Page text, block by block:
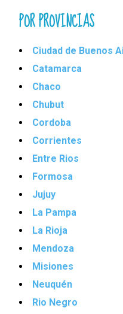
POR PROVINCIAS
Ciudad de Buenos
Catamarca
Chaco
Chubut
Cordoba
Corrientes
Entre Rios
Formosa
Jujuy
La Pampa
La Rioja
Mendoza
Misiones
Neuquén
Rio Negro